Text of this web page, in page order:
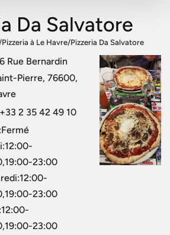
Da Salvatore
Pizzeria à Le Havre/Pizzeria Da Salvatore
6 Rue Bernardin
Pierre, 76600,
+33 2 35 42 49 10
23:00
23:00
23:00